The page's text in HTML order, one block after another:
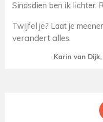
Sindsdien ben ik lichter.
Twijfel je? Laat je
verandert alles.
Karin van